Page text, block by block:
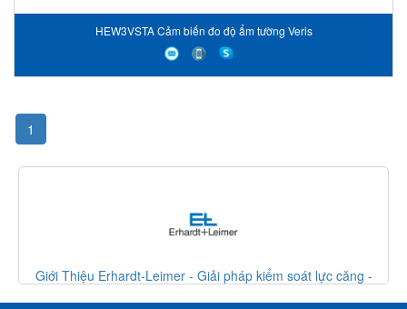
HEW3VSTA Cảm biến đo độ ẩm tường Veris
1
lực căng -
Giới Thiệu Erhardt-Leimer - Giải pháp kiểm soát